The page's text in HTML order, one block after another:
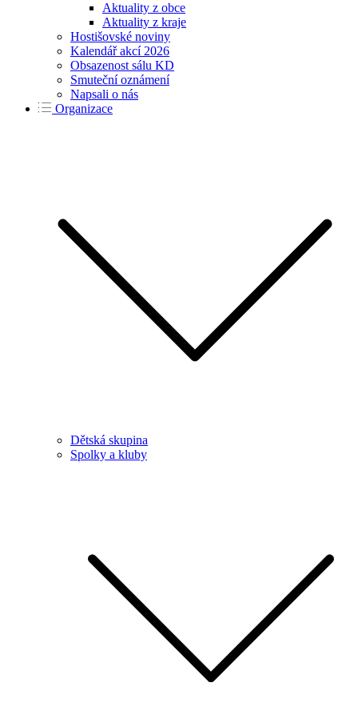
Aktuality z obce
Aktuality z kraje
Hostišovské noviny
Kalendář akcí 2026
Obsazenost sálu KD
Smuteční oznámení
Napsali o nás
Organizace
Dětská skupina
Spolky a kluby